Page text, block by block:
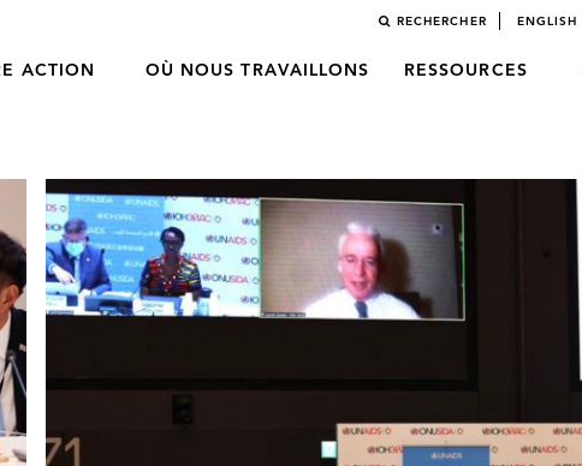
RECHERCHER ENGLISH
ACTION OÙ NOUS TRAVAILLONS RESSOURCES